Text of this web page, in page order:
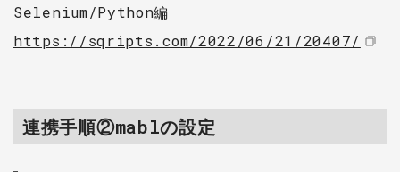
Selenium/Python編
https://sqripts.com/2022/06/21/20407/
連携手順②mablの設定